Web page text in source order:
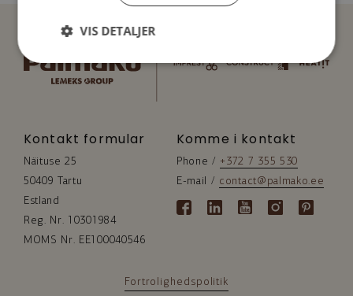
Kontakt formular
Näituse 25
50409 Tartu
Estland
Reg. Nr. 10301984
MOMS Nr. EE100040546
Komme i kontakt
Phone / +372 7 355 530
E-mail / contact@palmako.ee
Fortrolighedspolitik
VIS DETALJER